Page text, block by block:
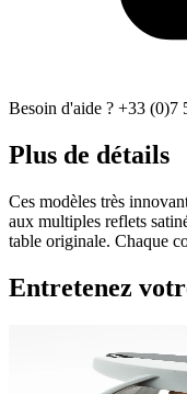
Besoin d'aide ? +33 (0)7
Plus de détails
Ces modèles très
aux multiples reflets
table originale. Chaque
Entretenez